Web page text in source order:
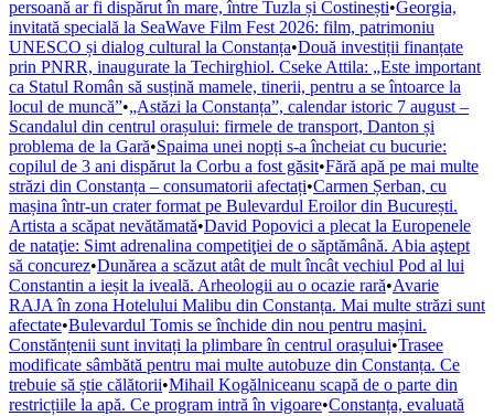
persoană ar fi dispărut în mare, între Tuzla și Costinești•Georgia,
invitată specială la SeaWave Film Fest 2026: film, patrimoniu
UNESCO și dialog cultural la Constanța•Două investiții finanțate
prin PNRR, inaugurate la Techirghiol. Cseke Attila: „Este important
ca Statul Român să susțină mamele, tinerii, pentru a se întoarce la
locul de muncă”•„Astăzi la Constanța”, calendar istoric 7 august –
Scandalul din centrul orașului: firmele de transport, Danton și
problema de la Gară•Spaima unei nopți s-a încheiat cu bucurie:
copilul de 3 ani dispărut la Corbu a fost găsit•Fără apă pe mai multe
străzi din Constanța – consumatorii afectați•Carmen Șerban, cu
mașina într-un crater format pe Bulevardul Eroilor din București.
Artista a scăpat nevătămată•David Popovici a plecat la Europenele
de nataţie: Simt adrenalina competiţiei de o săptămână. Abia aştept
să concurez•Dunărea a scăzut atât de mult încât vechiul Pod al lui
Constantin a ieșit la iveală. Arheologii au o ocazie rară•Avarie
RAJA în zona Hotelului Malibu din Constanța. Mai multe străzi sunt
afectate•Bulevardul Tomis se închide din nou pentru mașini.
Constănțenii sunt invitați la plimbare în centrul orașului•Trasee
modificate sâmbătă pentru mai multe autobuze din Constanța. Ce
trebuie să știe călătorii•Mihail Kogălniceanu scapă de o parte din
restricțiile la apă. Ce program intră în vigoare•Constanța, evaluată